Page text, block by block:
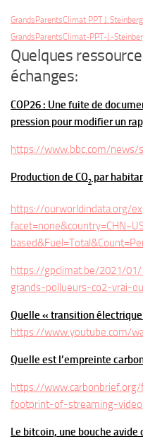
GrandsParentsClimat PPT J.
GrandsParentsClimat-PPT-J.-
Quelques
échanges:
COP26 : Une fuite de
pression pour modifier un
https://www.bbc.com/news/
Production de CO2 par
https://ourworldindata.org/
https://gpclimat.be/2021/
grands-pollueurs-co2-vrai-
Quelle « transition électrique
https://www.youtube.com/
Quelle est l’empreinte
https://
footprint-of-streaming-
Le bitcoin, une bouche